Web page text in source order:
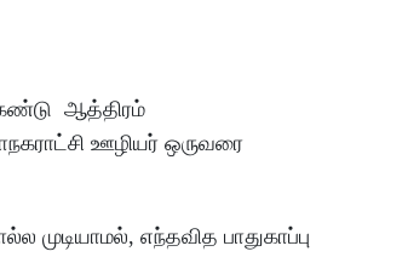
ஆத்திரம்
ஊழியர் ஒருவரை
எந்தவித பாதுகாப்பு